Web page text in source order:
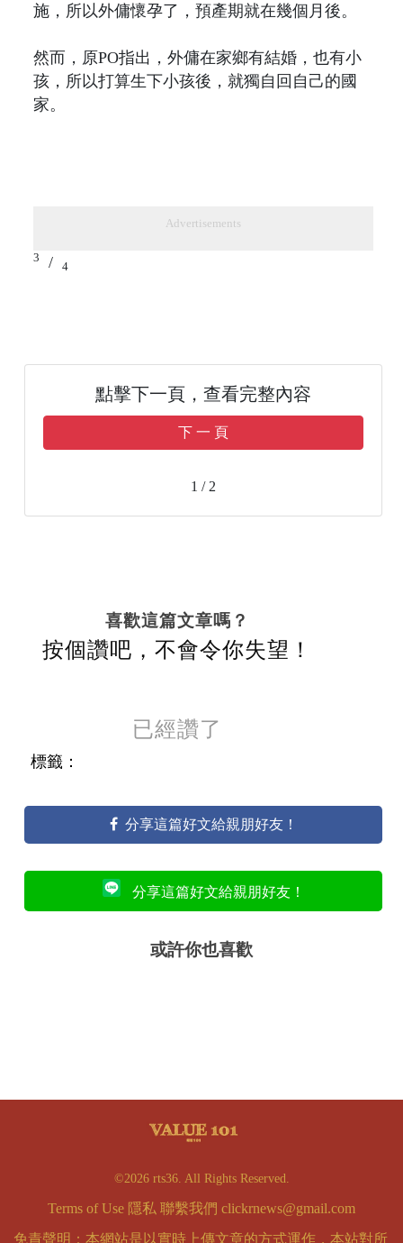
施，所以外傭懷孕了，預產期就在幾個月後。
然而，原PO指出，外傭在家鄉有結婚，也有小
孩，所以打算生下小孩後，就獨自回自己的國
家。
Advertisements
3 / 4
點擊下一頁，查看完整內容
下 一 頁
1 / 2
喜歡這篇文章嗎？
按個讚吧，不會令你失望！
已經讚了
標籤：
分享這篇好文給親朋好友！
分享這篇好文給親朋好友！
或許你也喜歡
©2026 rts36. All Rights Reserved.
Terms of Use 隱私 聯繫我們 clickrnews@gmail.com
免責聲明：本網站是以實時上傳文章的方式運作，本站對所